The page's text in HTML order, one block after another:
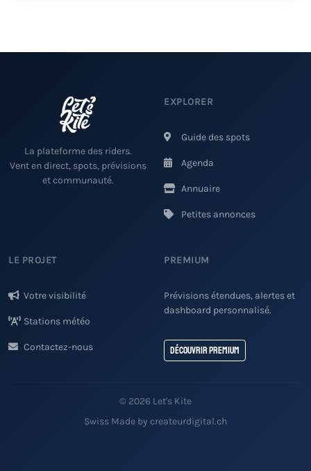
La plateforme des riders.
Vent en direct, spots, prévisions
et communauté.
EXPLORER
Guide des spots
Agenda
Annuaire
Petites annonces
LE PROJET
Votre visibilité
Stations météo
Contactez-nous
PREMIUM
Prévisions étendues, alertes et
dashboard personnalisé.
Découvrir Premium
© 2026 Let's Kite
Swiss Made by createurdigital.ch